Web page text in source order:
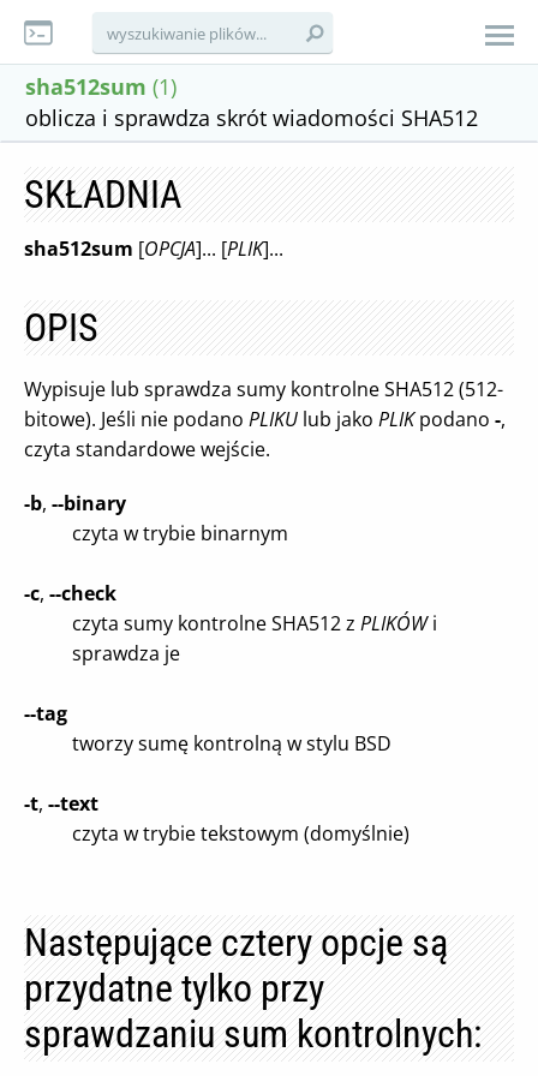
sha512sum (1)
oblicza i sprawdza skrót wiadomości SHA512
SKŁADNIA
sha512sum [OPCJA]... [PLIK]...
OPIS
Wypisuje lub sprawdza sumy kontrolne SHA512 (512-
bitowe). Jeśli nie podano PLIKU lub jako PLIKpodano -,
czyta standardowe wejście.
-b, --binary
czyta w trybie binarnym
-c, --check
czyta sumy kontrolne SHA512 z PLIKÓWi
sprawdza je
--tag
tworzy sumę kontrolną w stylu BSD
-t, --text
czyta w trybie tekstowym (domyślnie)
Następujące cztery opcje są
przydatne tylko przy
sprawdzaniu sum kontrolnych: